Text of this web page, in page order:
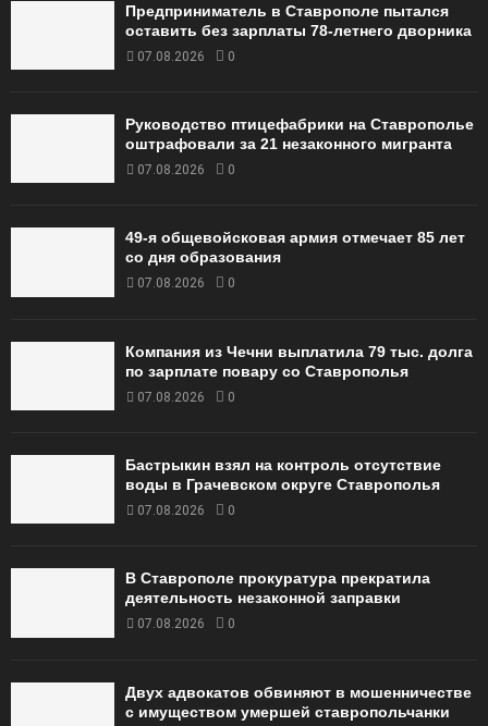
Предприниматель в Ставрополе пытался
оставить без зарплаты 78-летнего дворника
07.08.2026 0
Руководство птицефабрики на Ставрополье
оштрафовали за 21 незаконного мигранта
07.08.2026 0
49‑я общевойсковая армия отмечает 85 лет
со дня образования
07.08.2026 0
Компания из Чечни выплатила 79 тыс. долга
по зарплате повару со Ставрополья
07.08.2026 0
Бастрыкин взял на контроль отсутствие
воды в Грачевском округе Ставрополья
07.08.2026 0
В Ставрополе прокуратура прекратила
деятельность незаконной заправки
07.08.2026 0
Двух адвокатов обвиняют в мошенничестве
с имуществом умершей ставропольчанки